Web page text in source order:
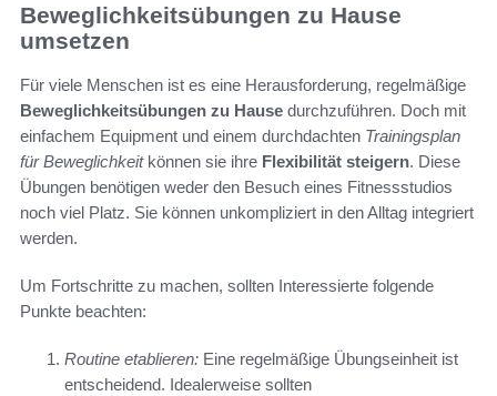
Beweglichkeitsübungen zu Hause
umsetzen
Für viele Menschen ist es eine Herausforderung, regelmäßige
Beweglichkeitsübungen zu Hause durchzuführen. Doch mit
einfachem Equipment und einem durchdachten Trainingsplan
für Beweglichkeitkönnen sie ihre Flexibilität steigern. Diese
Übungen benötigen weder den Besuch eines Fitnessstudios
noch viel Platz. Sie können unkompliziert in den Alltag integriert
werden.
Um Fortschritte zu machen, sollten Interessierte folgende
Punkte beachten:
Routine etablieren: Eine regelmäßige Übungseinheit ist
entscheidend. Idealerweise sollten